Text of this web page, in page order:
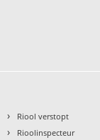
› Riool verstopt
› Rioolinspecteur